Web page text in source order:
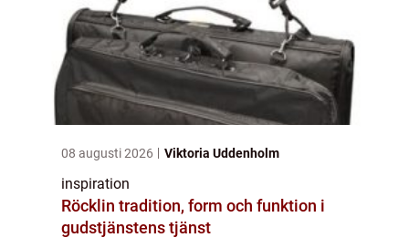
08 augusti 2026 Viktoria Uddenholm
inspiration
Röcklin tradition, form och funktion i
gudstjänstens tjänst